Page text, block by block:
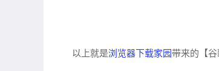
以上就是浏览器下载家园带来的【谷